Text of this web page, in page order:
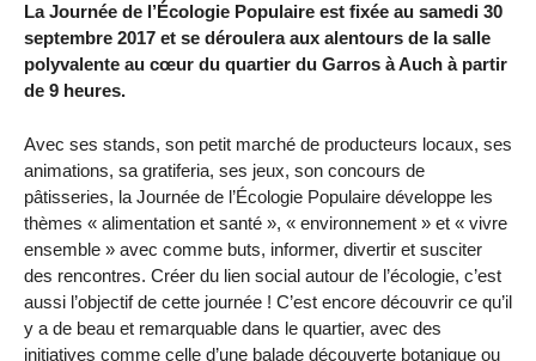
La Journée de l’Écologie Populaire est fixée au samedi 30
septembre 2017 et se déroulera aux alentours de la salle
polyvalente au cœur du quartier du Garros à Auch à partir
de 9 heures.
Avec ses stands, son petit marché de producteurs locaux, ses
animations, sa gratiferia, ses jeux, son concours de
pâtisseries, la Journée de l’Écologie Populaire développe les
thèmes « alimentation et santé », « environnement » et « vivre
ensemble » avec comme buts, informer, divertir et susciter
des rencontres. Créer du lien social autour de l’écologie, c’est
aussi l’objectif de cette journée ! C’est encore découvrir ce qu’il
y a de beau et remarquable dans le quartier, avec des
initiatives comme celle d’une balade découverte botanique ou